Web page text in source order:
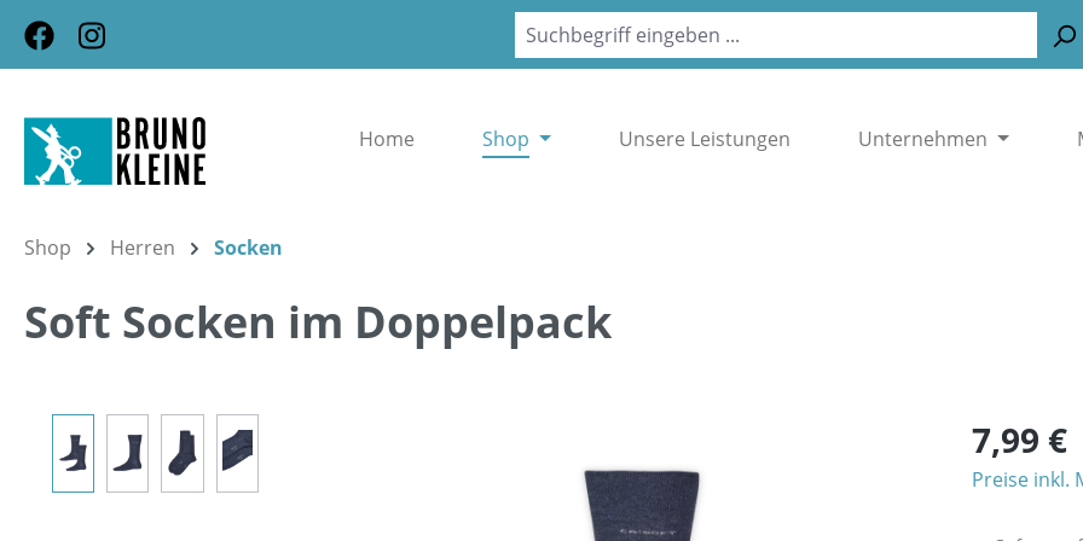
Hauptinhalt springen
Zur Suche springen
Zur Hauptnavigation springen
Home Shop Unsere Leistungen Unternehmen
Shop Herren Socken
Soft Socken im Doppelpack
Bildergalerie überspringen 7,99 €
Preise inkl.